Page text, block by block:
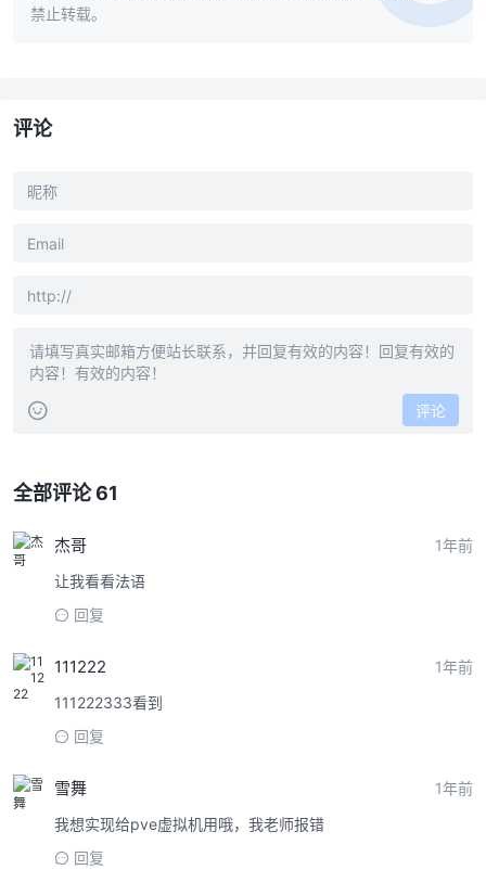
禁止转载。
评论
评论
全部评论 61
杰哥
1年前
让我看看法语
回复
111222
1年前
111222333看到
回复
雪舞
1年前
我想实现给pve虚拟机用哦，我老师报错
回复